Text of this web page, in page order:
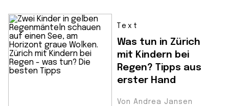
Text
Was tun in Zürich
mit Kindern bei
Regen? Tipps aus
erster Hand
Von Andrea Jansen